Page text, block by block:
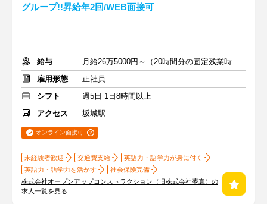
グループ!!昇給年2回/WEB面接可
給与
月給26万5000円～（20時間分の固定残業時間代を含む）
雇用形態
正社員
シフト
週5日 1日8時間以上
アクセス
坂城駅
オンライン面接可
未経験者歓迎 交通費支給
英語力・語学力が身に付く
英語力・語学力を活かす
社会保険完備
株式会社オープンアップコンストラクション（旧株式会社夢真）の
求人一覧を見る